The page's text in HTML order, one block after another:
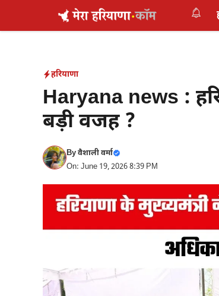
हरियाणा
Haryana news :
बड़ी वजह ?
Byवैशाली वर्मा
On: June 19, 2026 8:39 PM